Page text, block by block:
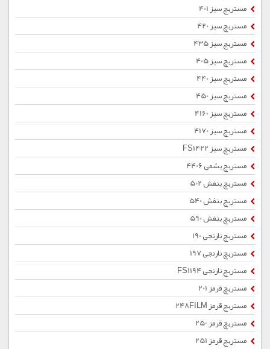
مستربچ سبز 401
مستربچ سبز 420
مستربچ سبز 435
مستربچ سبز 405
مستربچ سبز 440
مستربچ سبز 450
مستربچ سبز 4160
مستربچ سبز 4170
مستربچ سبز FS1422
مستربچ یشمی 4406
مستربچ بنفش 502
مستربچ بنفش 540
مستربچ بنفش 590
مستربچ نارنجی 190
مستربچ نارنجی 197
مستربچ نارنجی FS1194
مستربچ قرمز 201
مستربچ قرمز 248FILM
مستربچ قرمز 250
مستربچ قرمز 251